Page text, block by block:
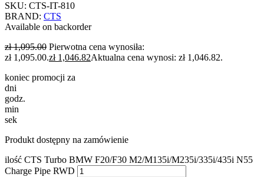
SKU: CTS-IT-810
BRAND: CTS
Available on backorder
zł1,095.00 Pierwotna cena wynosiła:
zł 1,095.00.zł1,046.82Aktualna cena wynosi: zł 1,046.82.
koniec promocji za
dni
godz.
min
sek
Produkt dostępny na zamówienie
ilość CTS Turbo BMW F20/F30 M2/M135i/M235i/335i/435i N55
Charge Pipe RWD